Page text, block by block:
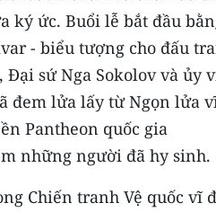
ký ức. Buổi lễ bắt đầu
- biểu tượng cho đấu
Đại sứ Nga Sokolov và ủy
đem lửa lấy từ Ngọn lửa
Pantheon quốc gia
những người đã hy sinh.
Chiến tranh Vệ quốc vĩ